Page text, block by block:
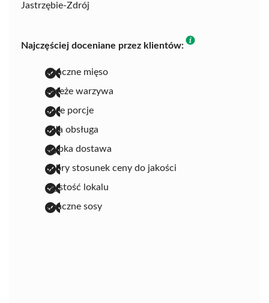
Jastrzębie-Zdrój
Najczęściej doceniane przez klientów:
smaczne mięso
świeże warzywa
duże porcje
miła obsługa
szybka dostawa
dobry stosunek ceny do jakości
czystość lokalu
smaczne sosy